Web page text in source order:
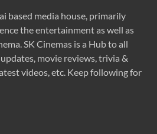
based media house, primarily
the entertainment as well as
SK Cinemas is a Hub to all
movie reviews, trivia &
videos, etc. Keep following for